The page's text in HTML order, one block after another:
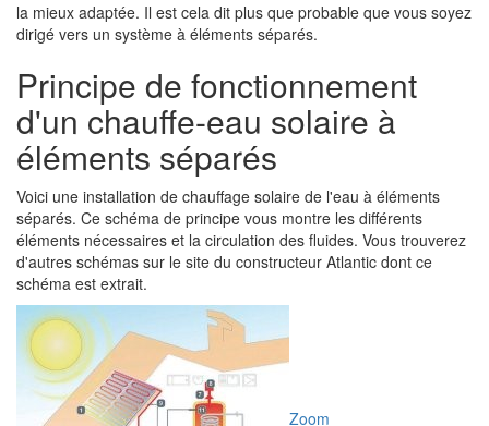
la mieux adaptée. Il est cela dit plus que probable que vous soyez
dirigé vers un système à éléments séparés.
Principe de fonctionnement
d'un chauffe-eau solaire à
éléments séparés
Voici une installation de chauffage solaire de l'eau à éléments
séparés. Ce schéma de principe vous montre les différents
éléments nécessaires et la circulation des fluides. Vous trouverez
d'autres schémas sur le site du constructeur Atlantic dont ce
schéma est extrait.
Zoom